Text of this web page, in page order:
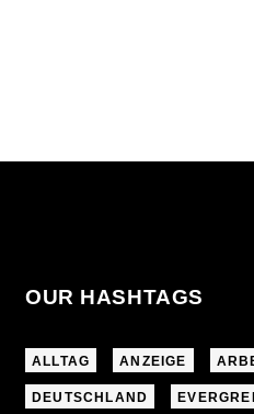
OUR HASHTAGS
ALLTAG ANZEIGE
DEUTSCHLAND